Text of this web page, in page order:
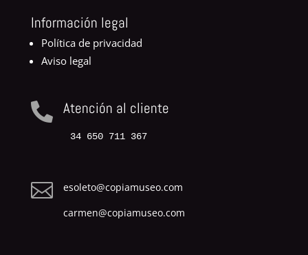
Información legal
Política de privacidad
Aviso legal
 Atención al cliente
34 650 711 367

esoleto@copiamuseo.com
carmen@copiamuseo.com